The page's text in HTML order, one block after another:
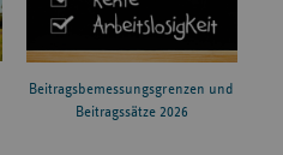
Beitragsbemessungsgrenzen und
Beitragssätze 2026